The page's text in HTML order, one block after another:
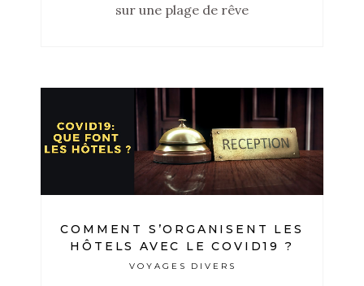
sur une plage de rêve
COMMENT S’ORGANISENT LES
HÔTELS AVEC LE COVID19 ?
VOYAGES DIVERS